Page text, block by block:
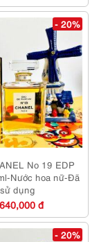
- 20%
No 19 EDP
Nước hoa nữ-Đã
sử dụng
đ
- 20%